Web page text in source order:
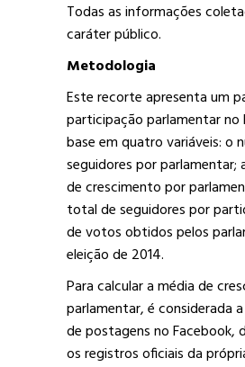
Todas as informações
caráter público.
Metodologia
Este recorte apresenta um
participação parlamentar no
base em quatro variáveis: o
seguidores por parlamentar;
de crescimento por
total de seguidores por
de votos obtidos pelos
eleição de 2014.
Para calcular a média de
parlamentar, é considerada
de postagens no Facebook,
os registros oficiais da